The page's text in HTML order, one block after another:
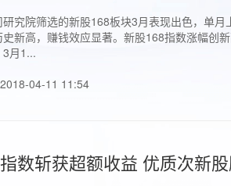
究院筛选的新股168板块3月表现出色，单
新高，赚钱效应显著。新股168指数涨幅创
月1...
2018-04-11 11:54
数斩获超额收益 优质次新